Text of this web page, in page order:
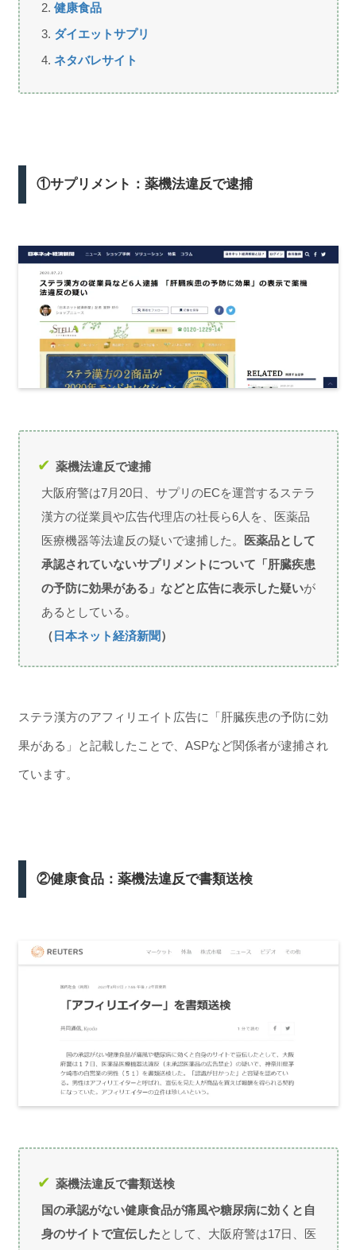
健康食品
ダイエットサプリ
ネタバレサイト
①サプリメント：薬機法違反で逮捕
薬機法違反で逮捕
大阪府警は7月20日、サプリのECを運営するステラ
漢方の従業員や広告代理店の社長ら6人を、医薬品
医療機器等法違反の疑いで逮捕した。
医薬品として
承認されていないサプリメントについて「肝臓疾患
の予防に効果がある」などと広告に表示した疑いが
あるとしている。
（ 日本ネット経済新聞）
ステラ漢方のアフィリエイト広告に「肝臓疾患の予防に効
果がある」と記載したことで、ASPなど関係者が逮捕され
ています。
②健康食品：薬機法違反で書類送検
薬機法違反で書類送検
国の承認がない健康食品が痛風や糖尿病に効くと自
身のサイトで宣伝したとして、大阪府警は17日、医